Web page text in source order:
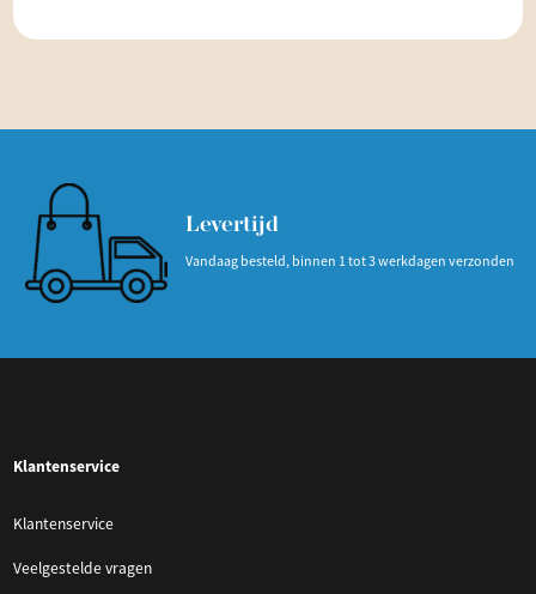
Levertijd
Vandaag besteld, binnen 1 tot 3 werkdagen verzonden
Klantenservice
Klantenservice
Veelgestelde vragen